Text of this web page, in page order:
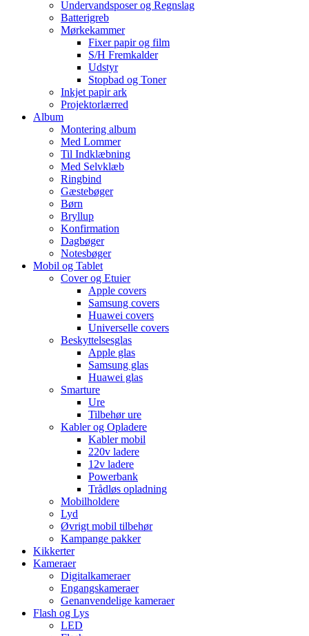
Undervandsposer og Regnslag
Batterigreb
Mørkekammer
Fixer papir og film
S/H Fremkalder
Udstyr
Stopbad og Toner
Inkjet papir ark
Projektorlærred
Album
Montering album
Med Lommer
Til Indklæbning
Med Selvklæb
Ringbind
Gæstebøger
Børn
Bryllup
Konfirmation
Dagbøger
Notesbøger
Mobil og Tablet
Cover og Etuier
Apple covers
Samsung covers
Huawei covers
Universelle covers
Beskyttelsesglas
Apple glas
Samsung glas
Huawei glas
Smarture
Ure
Tilbehør ure
Kabler og Opladere
Kabler mobil
220v ladere
12v ladere
Powerbank
Trådløs opladning
Mobilholdere
Lyd
Øvrigt mobil tilbehør
Kampange pakker
Kikkerter
Kameraer
Digitalkameraer
Engangskameraer
Genanvendelige kameraer
Flash og Lys
LED